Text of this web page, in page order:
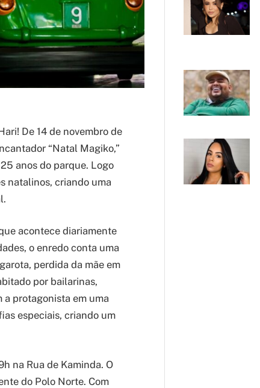
De 14 de novembro de
“Natal Magiko,”
anos do parque. Logo
natalinos, criando uma
acontece diariamente
o enredo conta uma
perdida da mãe em
por bailarinas,
a protagonista em uma
especiais, criando um
na Rua de Kaminda. O
do Polo Norte. Com